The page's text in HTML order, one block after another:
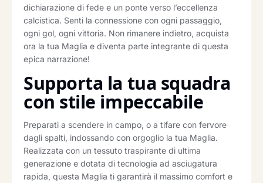
dichiarazione di fede e un ponte verso l’eccellenza
calcistica. Senti la connessione con ogni passaggio,
ogni gol, ogni vittoria. Non rimanere indietro, acquista
ora la tua Maglia e diventa parte integrante di questa
epica narrazione!
Supporta la tua squadra
con stile impeccabile
Preparati a scendere in campo, o a tifare con fervore
dagli spalti, indossando con orgoglio la tua Maglia.
Realizzata con un tessuto traspirante di ultima
generazione e dotata di tecnologia ad asciugatura
rapida, questa Maglia ti garantirà il massimo comfort e